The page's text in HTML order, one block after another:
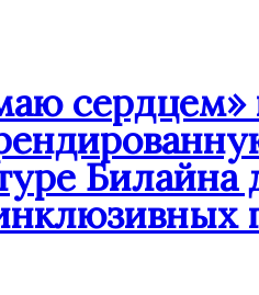
сердцем»
Билайна